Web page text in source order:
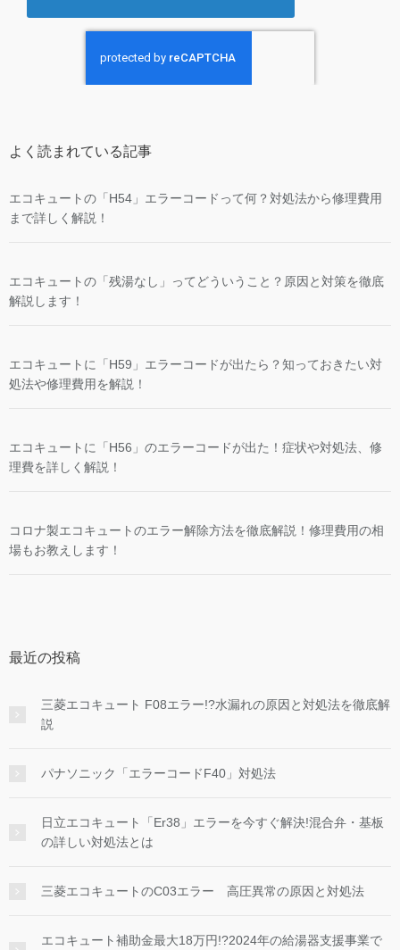
よく読まれている記事
エコキュートの「H54」エラーコードって何？対処法から修理費用
まで詳しく解説！
エコキュートの「残湯なし」ってどういうこと？原因と対策を徹底
解説します！
エコキュートに「H59」エラーコードが出たら？知っておきたい対
処法や修理費用を解説！
エコキュートに「H56」のエラーコードが出た！症状や対処法、修
理費を詳しく解説！
コロナ製エコキュートのエラー解除方法を徹底解説！修理費用の相
場もお教えします！
最近の投稿
三菱エコキュート F08エラー!?水漏れの原因と対処法を徹底解
説
パナソニック「エラーコードF40」対処法
日立エコキュート「Er38」エラーを今すぐ解決!混合弁・基板
の詳しい対処法とは
三菱エコキュートのC03エラー 高圧異常の原因と対処法
エコキュート補助金最大18万円!?2024年の給湯器支援事業で